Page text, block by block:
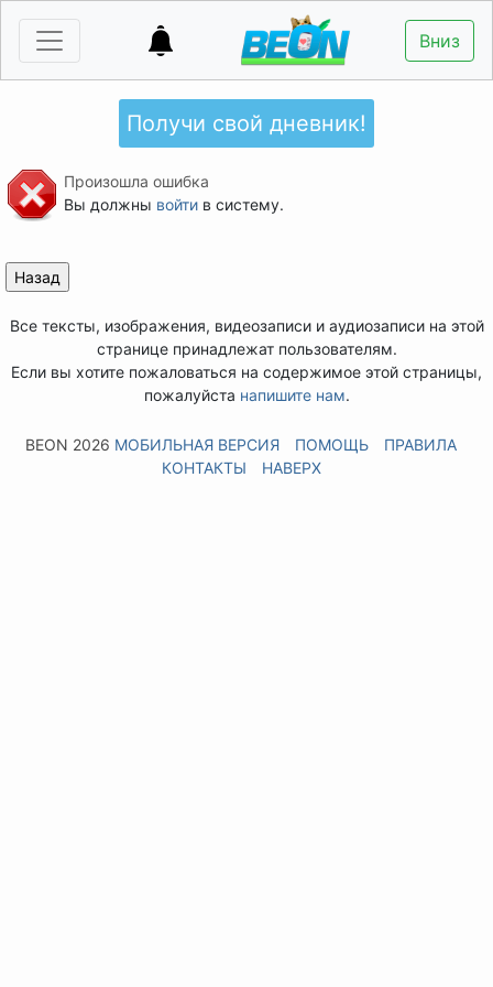
Вниз
Получи свой дневник!
Произошла ошибка
Вы должны войтив систему.
Все тексты, изображения, видеозаписи и аудиозаписи на этой
странице принадлежат пользователям.
Если вы хотите пожаловаться на содержимое этой страницы,
пожалуйста напишите нам.
BEON 2026 МОБИЛЬНАЯ ВЕРСИЯ ПОМОЩЬ
ПРАВИЛА
КОНТАКТЫ
НАВЕРХ